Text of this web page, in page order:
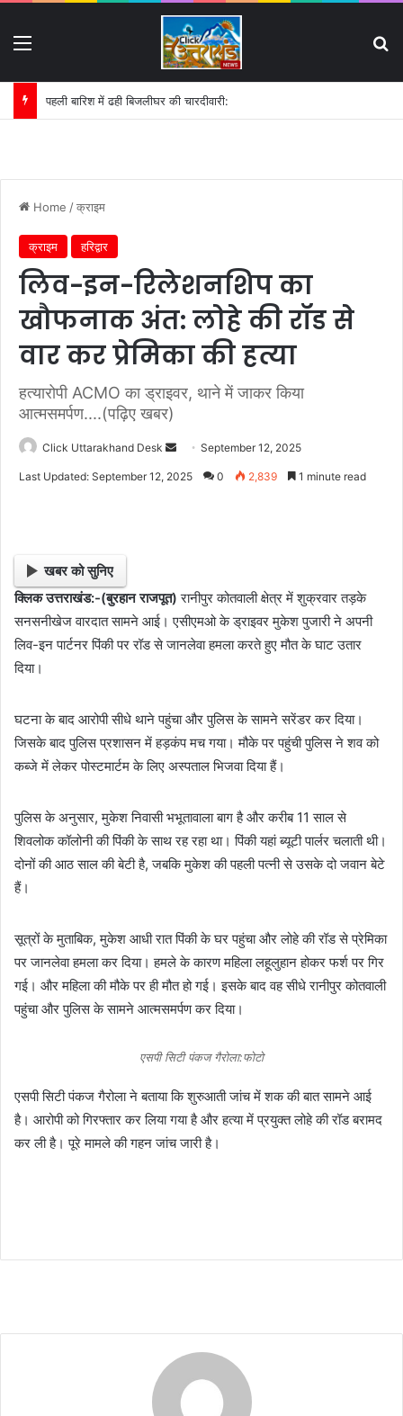
पहली बारिश में ढही बिजलीघर की चारदीवारी:
Home /क्राइम
क्राइम हरिद्वार
लिव-इन-रिलेशनशिप का
खौफनाक अंत: लोहे की रॉड से
वार कर प्रेमिका की हत्या
हत्यारोपी ACMO का ड्राइवर, थाने में जाकर किया
आत्मसमर्पण....(पढ़िए खबर)
Click Uttarakhand Desk
e
m
a
i
September 12, 2025
Last Updated: September 12, 2025 0 2,839 1 minute read
खबर को सुनिए
क्लिक उत्तराखंड:-(बुरहान राजपूत) रानीपुर कोतवाली क्षेत्र में शुक्रवार तड़के
सनसनीखेज वारदात सामने आई। एसीएमओ के ड्राइवर मुकेश पुजारी ने अपनी
लिव-इन पार्टनर पिंकी पर रॉड से जानलेवा हमला करते हुए मौत के घाट उतार
दिया।
घटना के बाद आरोपी सीधे थाने पहुंचा और पुलिस के सामने सरेंडर कर दिया।
जिसके बाद पुलिस प्रशासन में हड़कंप मच गया। मौके पर पहुंची पुलिस ने शव को
कब्जे में लेकर पोस्टमार्टम के लिए अस्पताल भिजवा दिया हैं।
पुलिस के अनुसार, मुकेश निवासी भभूतावाला बाग है और करीब 11 साल से
शिवलोक कॉलोनी की पिंकी के साथ रह रहा था। पिंकी यहां ब्यूटी पार्लर चलाती थी।
दोनों की आठ साल की बेटी है, जबकि मुकेश की पहली पत्नी से उसके दो जवान बेटे
हैं।
सूत्रों के मुताबिक, मुकेश आधी रात पिंकी के घर पहुंचा और लोहे की रॉड से प्रेमिका
पर जानलेवा हमला कर दिया। हमले के कारण महिला लहूलुहान होकर फर्श पर गिर
गई। और महिला की मौके पर ही मौत हो गई। इसके बाद वह सीधे रानीपुर कोतवाली
पहुंचा और पुलिस के सामने आत्मसमर्पण कर दिया।
एसपी सिटी पंकज गैरोला:फोटो
एसपी सिटी पंकज गैरोला ने बताया कि शुरुआती जांच में शक की बात सामने आई
है। आरोपी को गिरफ्तार कर लिया गया है और हत्या में प्रयुक्त लोहे की रॉड बरामद
कर ली है। पूरे मामले की गहन जांच जारी है।